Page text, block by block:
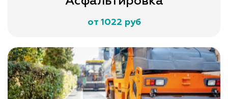
от 1022 руб